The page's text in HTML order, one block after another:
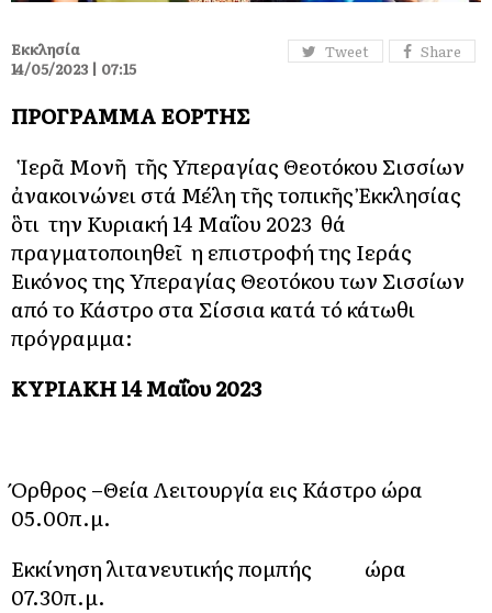
Tweet Share
Εκκλησία
14/05/2023 | 07:15
ΠΡΟΓΡΑΜΜΑ ΕΟΡΤΗΣ
Ἡ Ἱερᾶ Μονῆ τῆς Υπεραγίας Θεοτόκου Σισσίων
ἀνακοινώνει στά Μέλη τῆς τοπικῆς Ἐκκλησίας
ὃτι την Κυριακή 14 Μαΐου 2023 θά
πραγματοποιηθεῖ η επιστροφή της Ιεράς
Εικόνος της Υπεραγίας Θεοτόκου των Σισσίων
από το Κάστρο στα Σίσσια κατά τό κάτωθι
πρόγραμμα:
ΚΥΡΙΑΚΗ 14 Μαΐου 2023
Όρθρος –Θεία Λειτουργία εις Κάστρο ώρα
05.00π.μ.
Εκκίνηση λιτανευτικής πομπής ώρα
07.30π.μ.